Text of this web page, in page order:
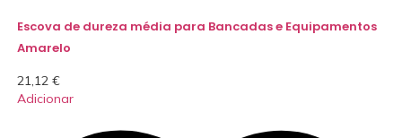
Escova de dureza média para Bancadas e Equipamentos
Amarelo
21,12 €
Adicionar